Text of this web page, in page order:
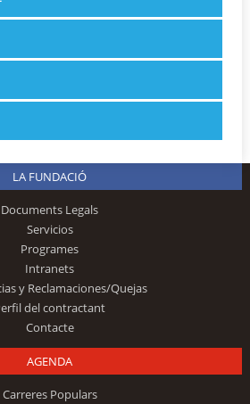
LA FUNDACIÓ
Documents Legals
Servicios
Programes
Intranets
y Reclamaciones/Quejas
del contractant
Contacte
AGENDA
Carreres Populars